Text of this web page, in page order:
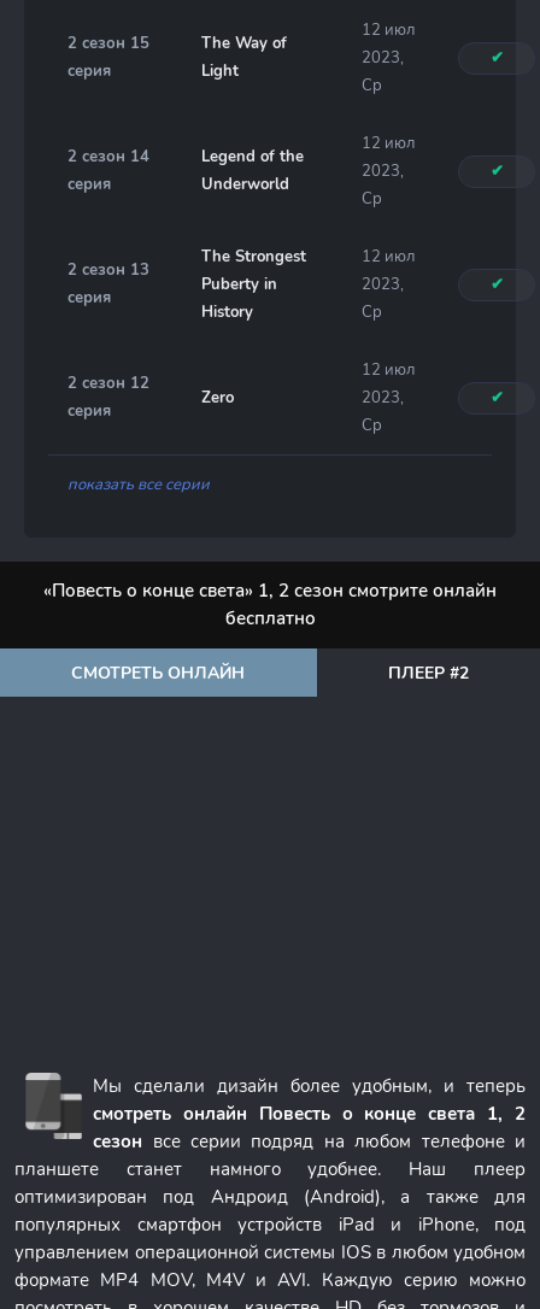
2 сезон 15
серия
The Way of
Light
12 июл
2023,
Ср
✔
2 сезон 14
серия
Legend of the
Underworld
12 июл
2023,
Ср
✔
2 сезон 13
серия
The Strongest
Puberty in
History
12 июл
2023,
Ср
✔
2 сезон 12
серия
Zero
12 июл
2023,
Ср
✔
показать все серии
«Повесть о конце света» 1, 2 сезон смотрите онлайн
бесплатно
СМОТРЕТЬ ОНЛАЙН ПЛЕЕР #2
Мы сделали дизайн более удобным, и теперь
смотреть онлайн Повесть о конце света 1, 2
сезон все серии подряд на любом телефоне и
планшете станет намного удобнее. Наш плеер
оптимизирован под Андроид (Android), а также для
популярных смартфон устройств iPad и iPhone, под
управлением операционной системы IOS в любом удобном
формате MP4 MOV, M4V и AVI. Каждую серию можно